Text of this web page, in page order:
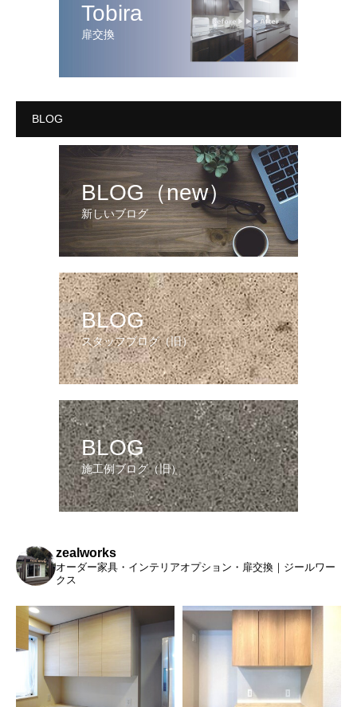
Tobira
扉交換
BLOG
BLOG（new）
新しいブログ
BLOG
スタッフブログ（旧）
BLOG
施工例ブログ（旧）
zealworks
オーダー家具・インテリアオプション・扉交換｜ジールワー
クス